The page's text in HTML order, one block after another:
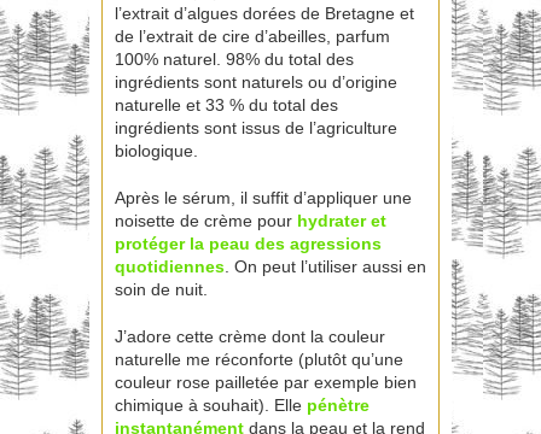
l’extrait d’algues dorées de Bretagne et
de l’extrait de cire d’abeilles, parfum
100% naturel. 98% du total des
ingrédients sont naturels ou d’origine
naturelle et 33 % du total des
ingrédients sont issus de l’agriculture
biologique.
Après le sérum, il suffit d’appliquer une
noisette de crème pour hydrater et
protéger la peau des agressions
quotidiennes . On peut l’utiliser aussi en
soin de nuit.
J’adore cette crème dont la couleur
naturelle me réconforte (plutôt qu’une
couleur rose pailletée par exemple bien
chimique à souhait). Elle pénètre
instantanément dans la peau et la rend